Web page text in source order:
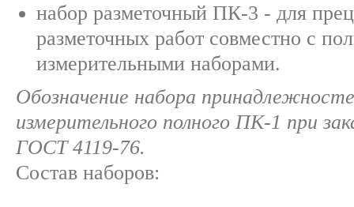
набор разметочный ПК-3 - для
разметочных работ совместно с
измерительными наборами.
Обозначение набора
измерительного полного ПК-1 при
ГОСТ 4119-76.
Состав наборов: